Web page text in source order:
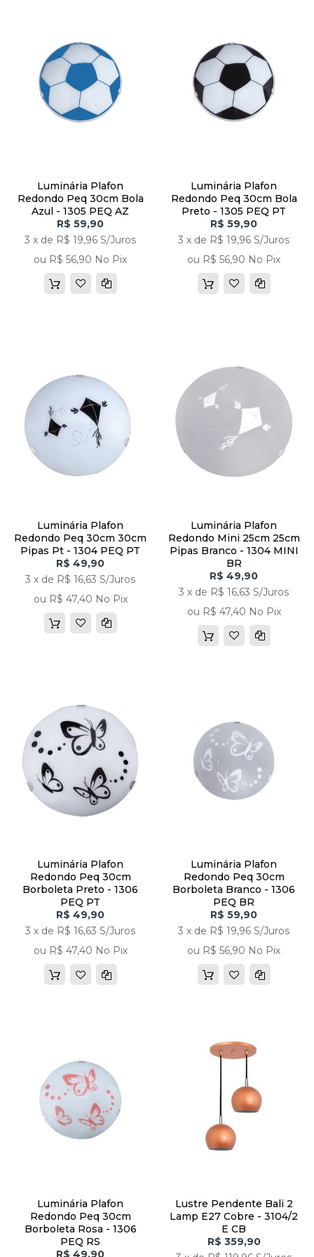
Luminária Plafon
Redondo Peq 30cm Bola
Azul - 1305 PEQ AZ
R$ 59,90
3 x de R$ 19,96 S/Juros
ou R$ 56,90 No Pix
Luminária Plafon
Redondo Peq 30cm Bola
Preto - 1305 PEQ PT
R$ 59,90
3 x de R$ 19,96 S/Juros
ou R$ 56,90 No Pix
Luminária Plafon
Redondo Peq 30cm 30cm
Pipas Pt - 1304 PEQ PT
R$ 49,90
3 x de R$ 16,63 S/Juros
ou R$ 47,40 No Pix
Luminária Plafon
Redondo Mini 25cm 25cm
Pipas Branco - 1304 MINI
BR
R$ 49,90
3 x de R$ 16,63 S/Juros
ou R$ 47,40 No Pix
Luminária Plafon
Redondo Peq 30cm
Borboleta Preto - 1306
PEQ PT
R$ 49,90
3 x de R$ 16,63 S/Juros
ou R$ 47,40 No Pix
Luminária Plafon
Redondo Peq 30cm
Borboleta Branco - 1306
PEQ BR
R$ 59,90
3 x de R$ 19,96 S/Juros
ou R$ 56,90 No Pix
Luminária Plafon
Redondo Peq 30cm
Borboleta Rosa - 1306
PEQ RS
R$ 49,90
Lustre Pendente Bali 2
Lamp E27 Cobre - 3104/2
E CB
R$ 359,90